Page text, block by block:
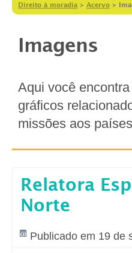
Direito à moradia > Acervo >
Imagens
Aqui você
gráficos
missões aos
Relatora
Norte
Publicado em 19 de